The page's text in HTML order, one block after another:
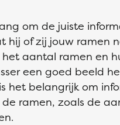
om de juiste
hij of zij jouw ramen
aantal ramen en
een goed beeld
het belangrijk om
ramen, zoals de